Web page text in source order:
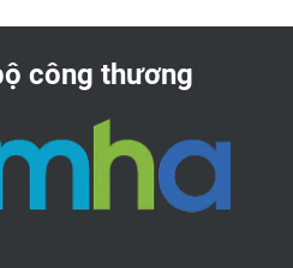
công thương